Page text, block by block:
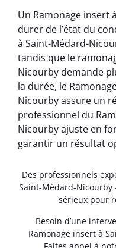
Un Ramonage insert
durer de l’état du
à Saint-Médard-
tandis que le
Nicourby demande
la durée, le
Nicourby assure un
professionnel du
Nicourby ajuste en
garantir un résultat
Des professionnels
Saint-Médard-Nicourby
sérieux pour
Besoin d’une
Ramonage insert à